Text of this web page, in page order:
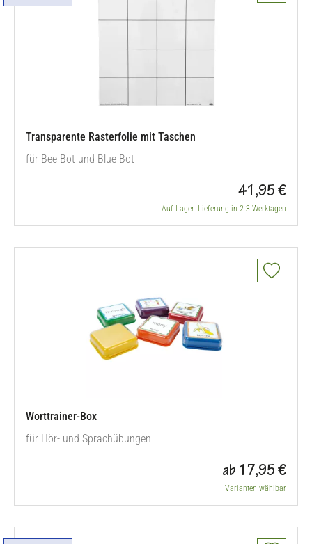
Transparente Rasterfolie mit Taschen
für Bee-Bot und Blue-Bot
41,95 €
Auf Lager. Lieferung in 2-3 Werktagen
Worttrainer-Box
für Hör- und Sprachübungen
ab 17,95 €
Varianten wählbar